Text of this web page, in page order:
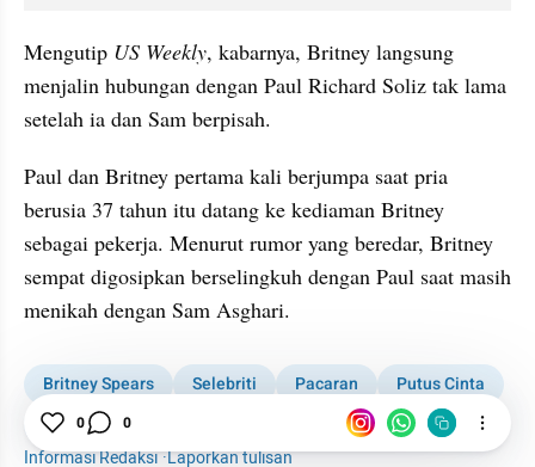
Mengutip US Weekly, kabarnya, Britney langsung
menjalin hubungan dengan Paul Richard Soliz tak lama
setelah ia dan Sam berpisah.
Paul dan Britney pertama kali berjumpa saat pria
berusia 37 tahun itu datang ke kediaman Britney
sebagai pekerja. Menurut rumor yang beredar, Britney
sempat digosipkan berselingkuh dengan Paul saat masih
menikah dengan Sam Asghari.
Britney Spears Selebriti Pacaran
Putus Cinta
Hubungan
Informasi Redaksi·Laporkan tulisan
0 0